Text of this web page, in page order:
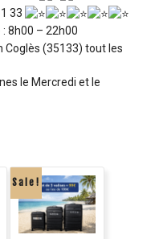
33
: 8h00 – 22h00
Coglès (35133) tout les
le Mercredi et le
Sale!